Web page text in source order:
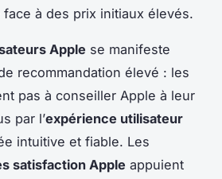
face à des prix initiaux élevés.
Apple se manifeste
recommandation élevé : les
pas à conseiller Apple à leur
par l’expérience utilisateur
intuitive et fiable. Les
satisfaction Apple appuient